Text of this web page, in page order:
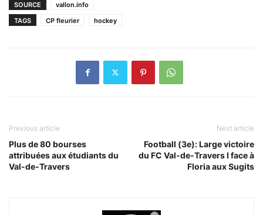
SOURCE
vallon.info
TAGS
CP fleurier hockey
Previous article
Plus de 80 bourses
attribuées aux étudiants du
Val-de-Travers
Next article
Football (3e): Large victoire
du FC Val-de-Travers I face à
Floria aux Sugits